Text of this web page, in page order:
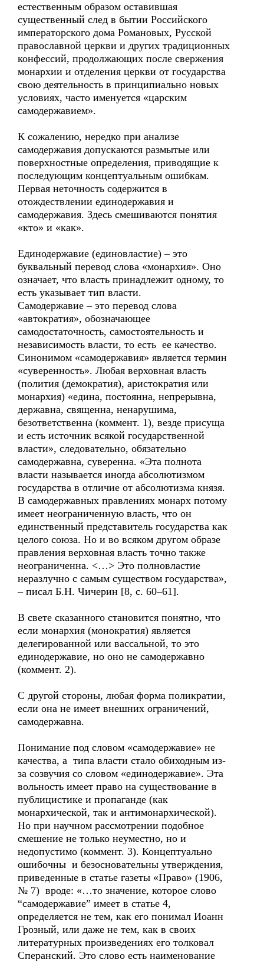
естественным образом оставившая
существенный след в бытии Российского
императорского дома Романовых, Русской
православной церкви и других традиционных
конфессий, продолжающих после свержения
монархии и отделения церкви от государства
свою деятельность в принципиально новых
условиях, часто именуется «царским
самодержавием».
К сожалению, нередко при анализе
самодержавия допускаются размытые или
поверхностные определения, приводящие к
последующим концептуальным ошибкам.
Первая неточность содержится в
отождествлении единодержавия и
самодержавия. Здесь смешиваются понятия
«кто» и «как».
Единодержавие (единовластие) – это
буквальный перевод слова «монархия». Оно
означает, что власть принадлежит одному, то
есть указывает тип власти.
Самодержавие – это перевод слова
«автократия», обозначающее
самодостаточность, самостоятельность и
независимость власти, то есть ее качество.
Синонимом «самодержавия» является термин
«суверенность». Любая верховная власть
(полития (демократия), аристократия или
монархия) «едина, постоянна, непрерывна,
державна, священна, ненарушима,
безответственна (коммент. 1), везде присуща
и есть источник всякой государственной
власти», следовательно, обязательно
самодержавна, суверенна. «Эта полнота
власти называется иногда абсолютизмом
государства в отличие от абсолютизма князя.
В самодержавных правлениях монарх потому
имеет неограниченную власть, что он
единственный представитель государства как
целого союза. Но и во всяком другом образе
правления верховная власть точно также
неограниченна. <…> Это полновластие
неразлучно с самым существом государства»,
– писал Б.Н. Чичерин [8, с. 60–61].
В свете сказанного становится понятно, что
если монархия (монократия) является
делегированной или вассальной, то это
единодержавие, но оно не самодержавно
(коммент. 2).
С другой стороны, любая форма поликратии,
если она не имеет внешних ограничений,
самодержавна.
Понимание под словом «самодержавие» не
качества, а типа власти стало обиходным из-
за созвучия со словом «единодержавие». Эта
вольность имеет право на существование в
публицистике и пропаганде (как
монархической, так и антимонархической).
Но при научном рассмотрении подобное
смешение не только неуместно, но и
недопустимо (коммент. 3). Концептуально
ошибочны и безосновательны утверждения,
приведенные в статье газеты «Право» (1906,
№ 7) вроде: «…то значение, которое слово
“самодержавие” имеет в статье 4,
определяется не тем, как его понимал Иоанн
Грозный, или даже не тем, как в своих
литературных произведениях его толковал
Сперанский. Это слово есть наименование